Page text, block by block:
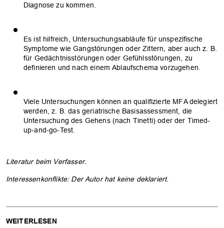
Diagnose zu kommen.
Es ist hilfreich, Untersuchungsabläufe für unspezifische
Symptome wie Gangstörungen oder Zittern, aber auch z. B.
für Gedächtnisstörungen oder Gefühlsstörungen, zu
definieren und nach einem Ablaufschema vorzugehen.
Viele Untersuchungen können an qualifizierte MFA delegiert
werden, z. B. das geriatrische Basisassessment, die
Untersuchung des Gehens (nach Tinetti) oder der Timed-
up-and-go-Test.
Literatur beim Verfasser.
Interessenkonflikte: Der Autor hat keine deklariert.
WEITERLESEN